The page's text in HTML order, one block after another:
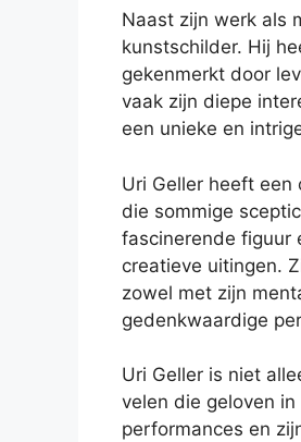
Naast zijn werk als
kunstschilder. Hij
gekenmerkt door
vaak zijn diepe
een unieke en
Uri Geller heeft
die sommige
fascinerende figuur
creatieve uitingen.
zowel met zijn
gedenkwaardige
Uri Geller is niet
velen die geloven
performances en